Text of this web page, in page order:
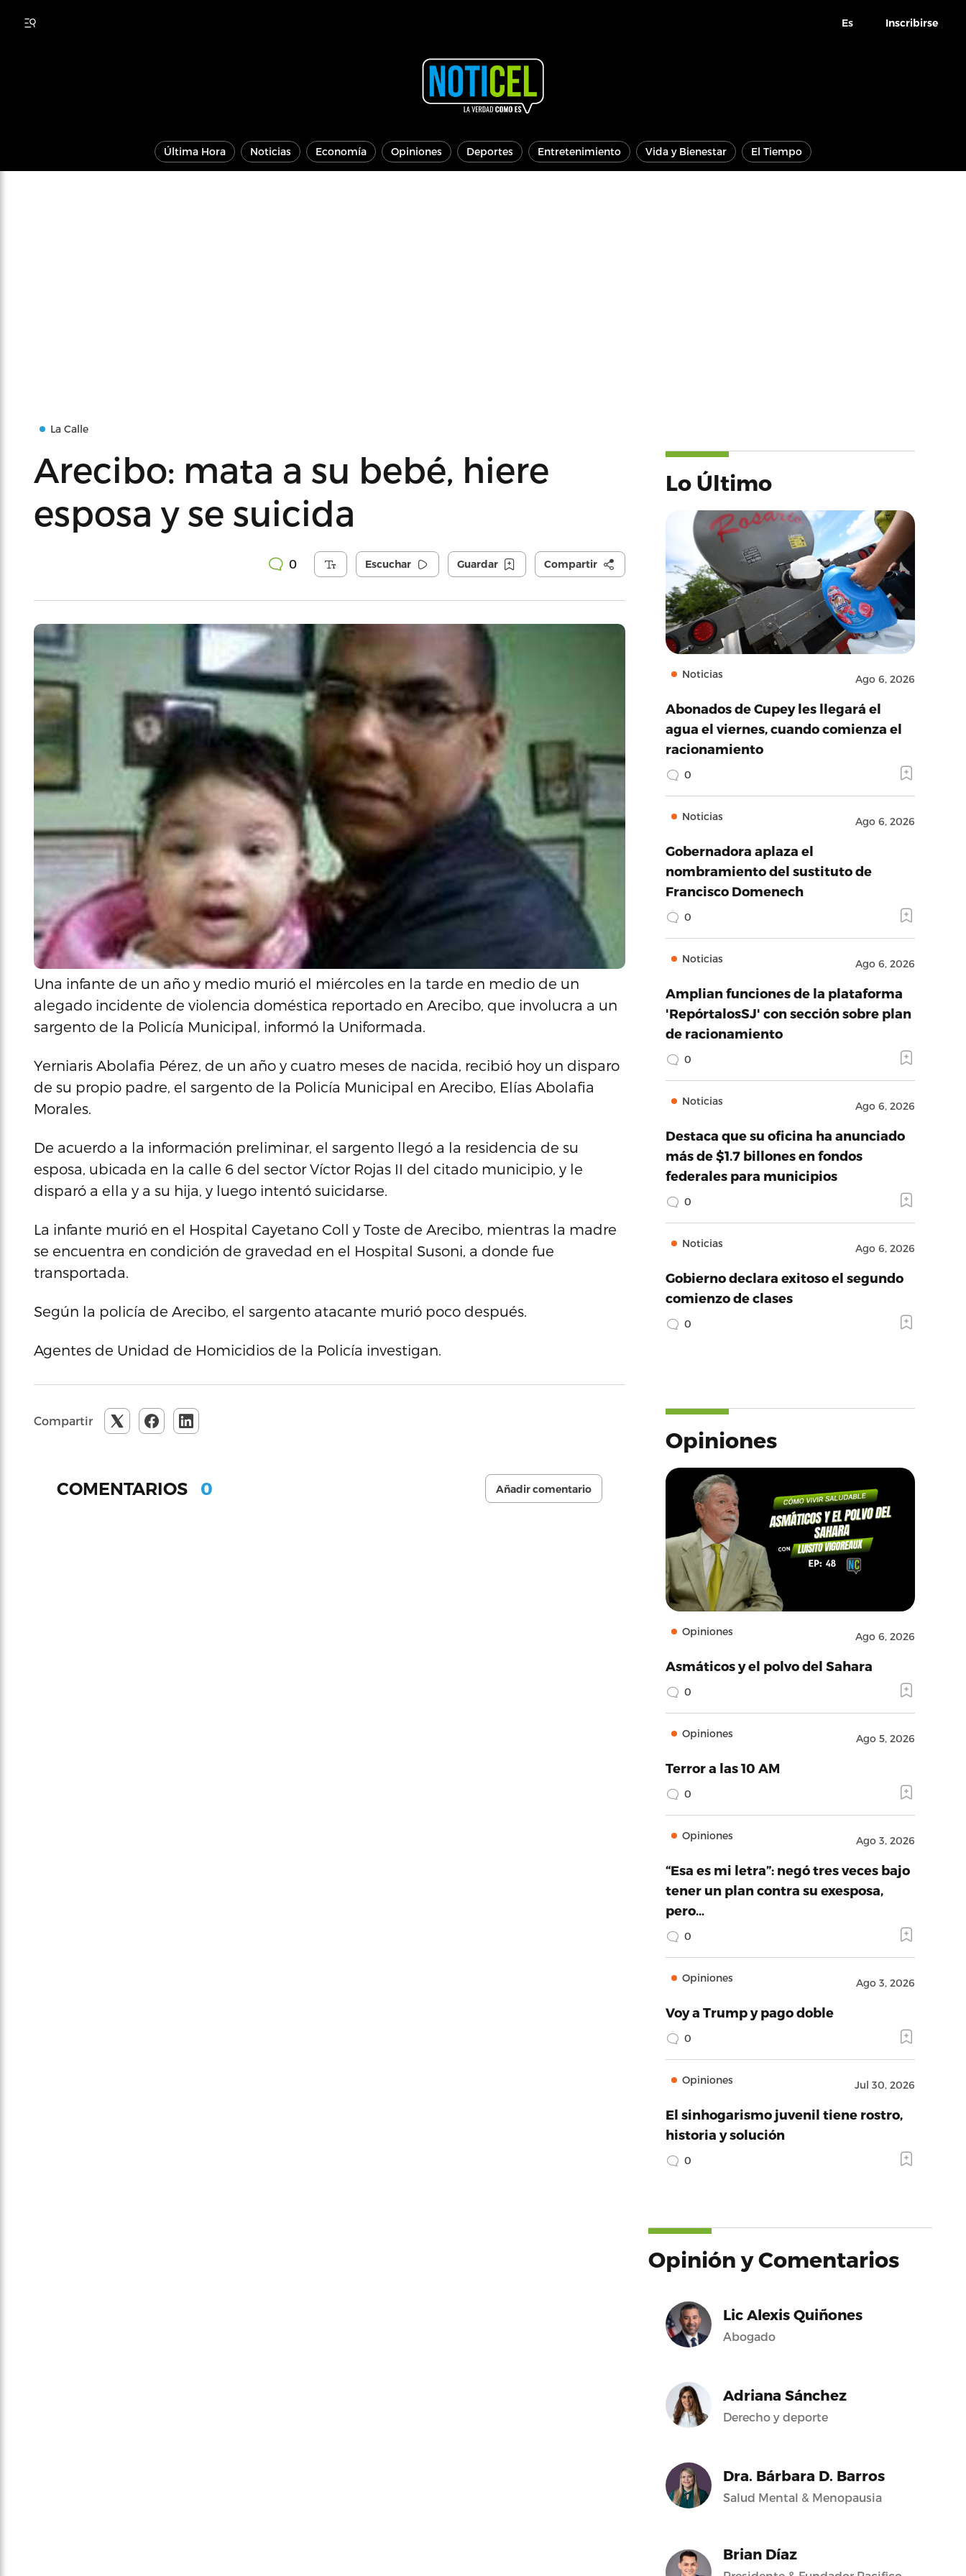
Es Inscribirse
Última Hora Noticias Economía Opiniones Deportes Entretenimiento Vida y Bienestar El Tiempo
La Calle
Arecibo: mata a su bebé, hiere
esposa y se suicida
0 Escuchar Guardar Compartir
Una infante de un año y medio murió el miércoles en la tarde en medio de un
alegado incidente de violencia doméstica reportado en Arecibo, que involucra a un
sargento de la Policía Municipal, informó la Uniformada.
Yerniaris Abolafia Pérez, de un año y cuatro meses de nacida, recibió hoy un disparo
de su propio padre, el sargento de la Policía Municipal en Arecibo, Elías Abolafia
Morales.
De acuerdo a la información preliminar, el sargento llegó a la residencia de su
esposa, ubicada en la calle 6 del sector Víctor Rojas II del citado municipio, y le
disparó a ella y a su hija, y luego intentó suicidarse.
La infante murió en el Hospital Cayetano Coll y Toste de Arecibo, mientras la madre
se encuentra en condición de gravedad en el Hospital Susoni, a donde fue
transportada.
Según la policía de Arecibo, el sargento atacante murió poco después.
Agentes de Unidad de Homicidios de la Policía investigan.
Compartir
COMENTARIOS 0 Añadir comentario
Lo Último
Noticias Ago 6, 2026
Abonados de Cupey les llegará el
agua el viernes, cuando comienza el
racionamiento
0
Noticias Ago 6, 2026
Gobernadora aplaza el
nombramiento del sustituto de
Francisco Domenech
0
Noticias Ago 6, 2026
Amplian funciones de la plataforma
'RepórtalosSJ' con sección sobre plan
de racionamiento
0
Noticias Ago 6, 2026
Destaca que su oficina ha anunciado
más de $1.7 billones en fondos
federales para municipios
0
Noticias Ago 6, 2026
Gobierno declara exitoso el segundo
comienzo de clases
0
Opiniones
Opiniones Ago 6, 2026
Asmáticos y el polvo del Sahara
0
Opiniones Ago 5, 2026
Terror a las 10 AM
0
Opiniones Ago 3, 2026
“Esa es mi letra”: negó tres veces bajo
tener un plan contra su exesposa,
pero…
0
Opiniones Ago 3, 2026
Voy a Trump y pago doble
0
Opiniones Jul 30, 2026
El sinhogarismo juvenil tiene rostro,
historia y solución
0
Opinión y Comentarios
Lic Alexis Quiñones
Abogado
Adriana Sánchez
Derecho y deporte
Dra. Bárbara D. Barros
Salud Mental & Menopausia
Brian Díaz